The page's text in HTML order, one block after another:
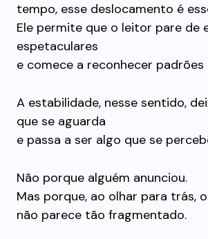
tempo, esse deslocamento é
Ele permite que o leitor pare de
espetaculares
e comece a reconhecer padrões
A estabilidade, nesse sentido,
que se aguarda
e passa a ser algo que se
Não porque alguém anunciou.
Mas porque, ao olhar para trás,
não parece tão fragmentado.